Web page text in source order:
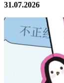
31.07.2026